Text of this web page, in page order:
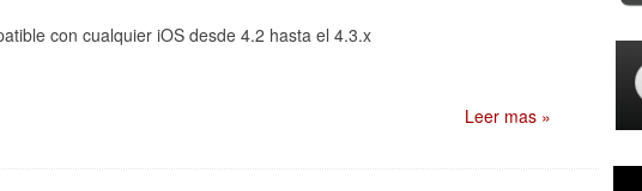
con cualquier iOS desde 4.2 hasta el 4.3.x
Leer mas »